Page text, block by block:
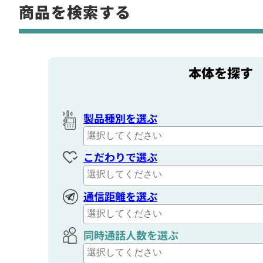
商品を検索する
本体を探す
製品種別を選ぶ
こだわりで選ぶ
通信距離を選ぶ
同時通話人数を選ぶ